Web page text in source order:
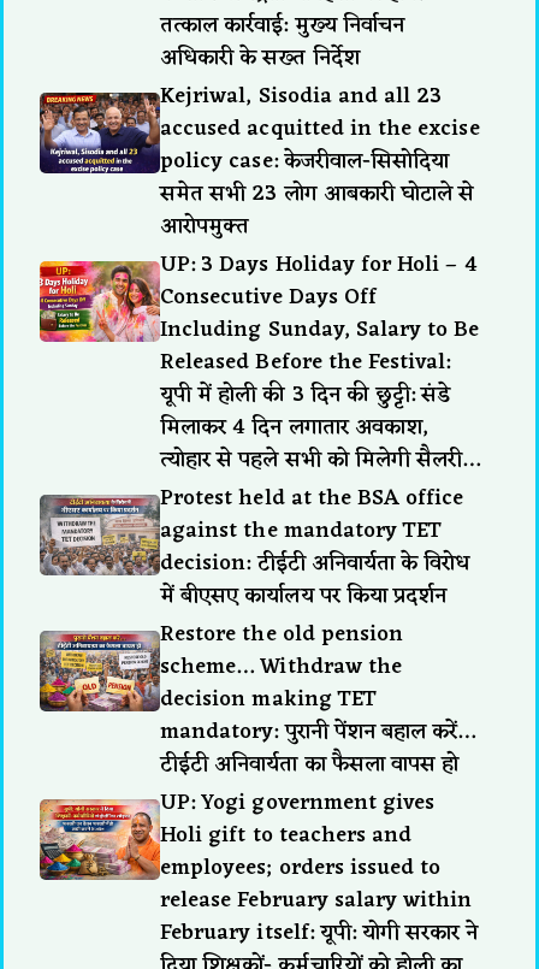
तत्काल कार्रवाई: मुख्य निर्वाचन
अधिकारी के सख्त निर्देश
Kejriwal, Sisodia and all 23
accused acquitted in the excise
policy case: केजरीवाल-सिसोदिया
समेत सभी 23 लोग आबकारी घोटाले से
आरोपमुक्त
UP: 3 Days Holiday for Holi – 4
Consecutive Days Off
Including Sunday, Salary to Be
Released Before the Festival:
यूपी में होली की 3 दिन की छुट्टी: संडे
मिलाकर 4 दिन लगातार अवकाश,
त्योहार से पहले सभी को मिलेगी सैलरी…
Protest held at the BSA office
against the mandatory TET
decision: टीईटी अनिवार्यता के विरोध
में बीएसए कार्यालय पर किया प्रदर्शन
Restore the old pension
scheme… Withdraw the
decision making TET
mandatory: पुरानी पेंशन बहाल करें…
टीईटी अनिवार्यता का फैसला वापस हो
UP: Yogi government gives
Holi gift to teachers and
employees; orders issued to
release February salary within
February itself: यूपी: योगी सरकार ने